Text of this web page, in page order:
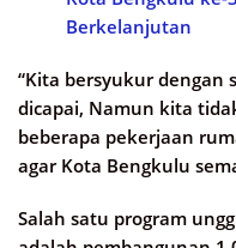
Berkelanjutan
“Kita bersyukur dengan
dicapai, Namun kita
beberapa pekerjaan
agar Kota Bengkulu
Salah satu program